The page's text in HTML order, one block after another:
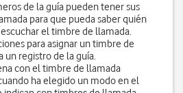
de la guía pueden tener sus
para que pueda saber quién
el timbre de llamada.
para asignar un timbre de
un registro de la guía.
con el timbre de llamada
ha elegido un modo en el